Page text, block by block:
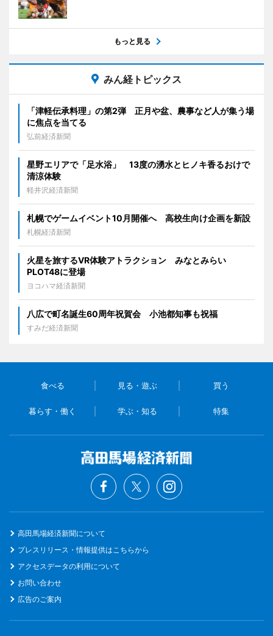
もっと見る
みん経トピックス
「津軽伝承料理」の第2弾 正月や盆、農事など人が集う場
に焦点を当てる
弘前経済新聞
星野エリアで「足水浴」 13度の湧水とヒノキ香るおけで
清涼体験
軽井沢経済新聞
札幌でゲームイベント10月開催へ 高校生向け企画を新設
札幌経済新聞
火星を旅するVR体験アトラクション みなとみらい
PLOT48に登場
ヨコハマ経済新聞
八広で町名誕生60周年祝賀会 小池都知事も祝福
すみだ経済新聞
食べる 見る・遊ぶ 買う
暮らす・働く 学ぶ・知る 特集
高田馬場経済新聞について
プレスリリース・情報提供はこちらから
アクセスデータの利用について
お問い合わせ
広告のご案内